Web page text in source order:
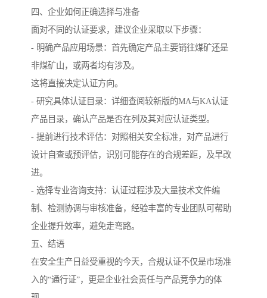
四、企业如何正确选择与准备
面对不同的认证要求，建议企业采取以下步骤：
- 明确产品应用场景：首先确定产品主要销往煤矿还是
非煤矿山，或两者均有涉及。
这将直接决定认证方向。
- 研究具体认证目录：详细查阅较新版的MA与KA认证
产品目录，确认产品是否在列及其对应认证类型。
- 提前进行技术评估：对照相关安全标准，对产品进行
设计自查或预评估，识别可能存在的合规差距，及早改
进。
- 选择专业咨询支持：认证过程涉及大量技术文件编
制、检测协调与审核准备，经验丰富的专业团队可帮助
企业提升效率，避免走弯路。
五、结语
在安全生产日益受重视的今天，合规认证不仅是市场准
入的“通行证”，更是企业社会责任与产品竞争力的体